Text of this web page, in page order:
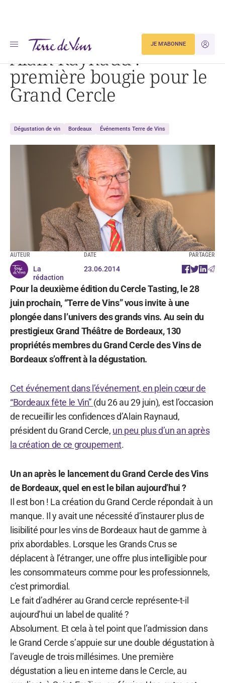
JE
JE M'ABONNE
Accueil Alain Raynaud : première bougie pour le Grand Cercle
Alain Raynaud :
première bougie pour le
Grand Cercle
Dégustation de vin Bordeaux Événements Terre de Vins
AUTEUR
La
rédaction
DATE
23.06.2014
PARTAGER
Pour la deuxième édition du Cercle Tasting, le 28
juin prochain, “Terre de Vins” vous invite à une
plongée dans l’univers des grands vins. Au sein du
prestigieux Grand Théâtre de Bordeaux, 130
propriétés membres du Grand Cercle des Vins de
Bordeaux s’offrent à la dégustation.
Cet événement dans l’événement, en plein cœur de
“Bordeaux fête le Vin” (du 26 au 29 juin), est l’occasion
de recueillir les confidences d’Alain Raynaud,
président du Grand Cercle, un peu plus d’un an après
la création de ce groupement.
Un an après le lancement du Grand Cercle des Vins
de Bordeaux, quel en est le bilan aujourd’hui ?
Il est bon ! La création du Grand Cercle répondait à un
manque. Il y avait une nécessité d’instaurer plus de
lisibilité pour les vins de Bordeaux haut de gamme à
prix abordables. Lorsque les Grands Crus se
déplacent à l’étranger, une offre plus intelligible pour
les consommateurs comme pour les professionnels,
c’est primordial.
Le fait d’adhérer au Grand cercle représente-t-il
aujourd’hui un label de qualité ?
Absolument. Et cela à tel point que l’admission dans
le Grand Cercle s’appuie sur une double dégustation à
l’aveugle de trois millésimes. Une première
dégustation a lieu en interne dans le Cercle, au